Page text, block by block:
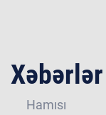
Xəbərlər
Hamısı